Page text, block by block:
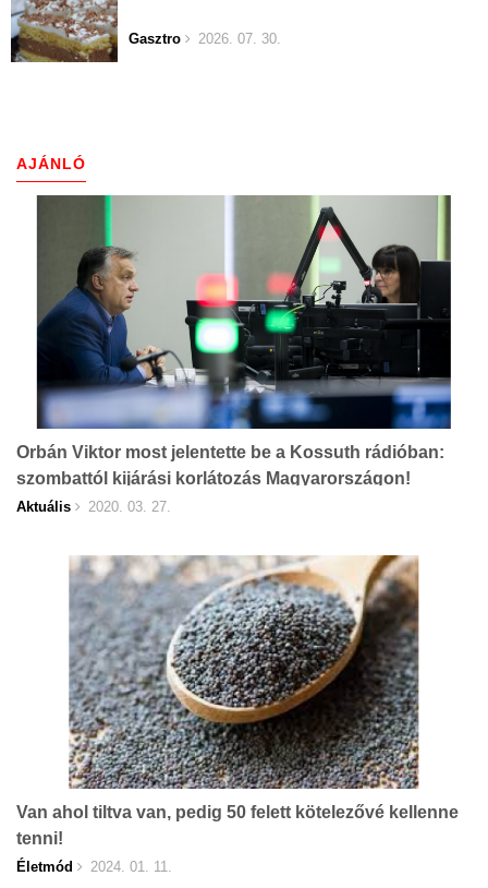
Gasztro 2026. 07. 30.
AJÁNLÓ
Orbán Viktor most jelentette be a Kossuth rádióban:
szombattól kijárási korlátozás Magyarországon!
Aktuális 2020. 03. 27.
Van ahol tiltva van, pedig 50 felett kötelezővé kellenne
tenni!
Életmód 2024. 01. 11.